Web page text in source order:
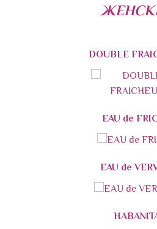
DOUBLE
EAU de
EAU de